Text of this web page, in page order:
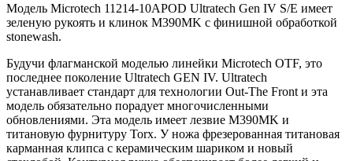
Модель Microtech 11214-10APOD Ultratech Gen IV S/E имеет
зеленую рукоять и клинок M390MK с финишной обработкой
stonewash.
Будучи флагманской моделью линейки Microtech OTF, это
последнее поколение Ultratech GEN IV. Ultratech
устанавливает стандарт для технологии Out-The Front и эта
модель обязательно порадует многочисленными
обновлениями. Эта модель имеет лезвие M390MK и
титановую фурнитуру Torx. У ножа фрезерованная титановая
карманная клипса с керамическим шариком и новый